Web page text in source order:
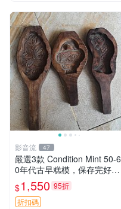
影音流 47
嚴選3款 Condition Mint 50-6
0年代古早糕模，保存完好請
詳觀圖片，購前建議檢查，售
後恕不退換。老糕模 古董模
子 糕點模具
$1,550 95折
折扣碼